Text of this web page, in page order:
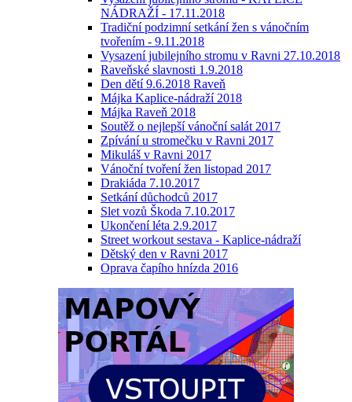
NÁDRAŽÍ - 17.11.2018
Tradiční podzimní setkání žen s vánočním
tvořením - 9.11.2018
Vysazení jubilejního stromu v Ravni 27.10.2018
Raveňské slavnosti 1.9.2018
Den dětí 9.6.2018 Raveň
Májka Kaplice-nádraží 2018
Májka Raveň 2018
Soutěž o nejlepší vánoční salát 2017
Zpívání u stromečku v Ravni 2017
Mikuláš v Ravni 2017
Vánoční tvoření žen listopad 2017
Drakiáda 7.10.2017
Setkání důchodců 2017
Slet vozů Škoda 7.10.2017
Ukončení léta 2.9.2017
Street workout sestava - Kaplice-nádraží
Dětský den v Ravni 2017
Oprava čapího hnízda 2016